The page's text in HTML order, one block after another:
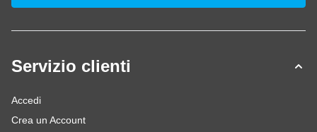
Servizio clienti
Accedi
Crea un Account